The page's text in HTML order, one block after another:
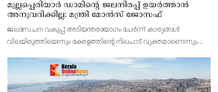
മുല്ലപ്പെരിയാര്‍ ഡാമിന്റെ ജലനിരപ്പ് ഉയര്‍ത്താന്‍
അനുവദിക്കില്ല: മന്ത്രി മോന്‍സ് ജോസഫ്
ജലസേചന വകുപ്പ് അടിയന്തരയോഗം ചേര്‍ന്ന് കാര്യങ്ങള്‍
വിലയിരുത്തിയെന്നും കേരളത്തിന്റെ നിലപാട് വ്യക്തമാണെന്നും